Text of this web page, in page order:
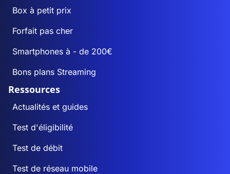
Box à petit prix
Forfait pas cher
Smartphones à - de 200€
Bons plans Streaming
Ressources
Actualités et guides
Test d'éligibilité
Test de débit
Test de réseau mobile